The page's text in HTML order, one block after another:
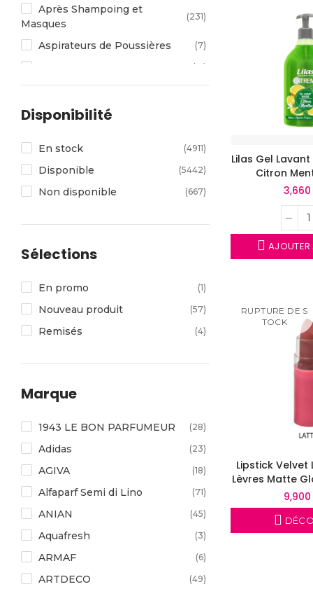
Lilas Gel
Citron
3,660
AJOUTER
RUPTURE DE S
TOCK
Lipstick Velvet
Lèvres Matte
9,900
Après Shampoing et
Masques
(231)
Aspirateurs de Poussières (7)
(15)
Blush Highlighter Bronzer (132)
Brume Cheveux Corps
CHEVEUX (205)
Cire & Wax (85)
Cire Wax Gel Coiffure (56)
Coffrets Femme
Coffrets Homme (20)
Coloration et Teinture (443)
CORPS MAINS PIEDS (19)
Crayon à Lèvres
Eau de Parfum Homme
Eau de Toilette Homme
Disponibilité
En stock (4911)
Disponible (5442)
Non disponible (667)
Sélections
En promo (1)
Nouveau produit (57)
Remisés (4)
Marque
1943 LE BON PARFUMEUR (28)
Adidas (23)
AGIVA (18)
Alfaparf Semi di Lino (71)
ANIAN (45)
Aquafresh (3)
ARMAF (6)
ARTDECO (49)